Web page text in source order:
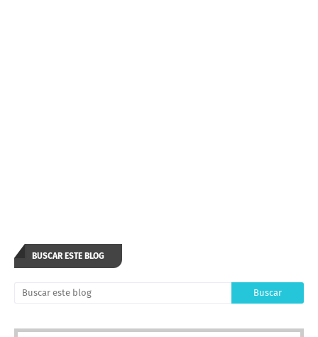
BUSCAR ESTE BLOG